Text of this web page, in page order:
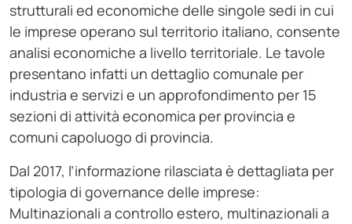
strutturali ed economiche delle singole sedi in cui
le imprese operano sul territorio italiano, consente
analisi economiche a livello territoriale. Le tavole
presentano infatti un dettaglio comunale per
industria e servizi e un approfondimento per 15
sezioni di attività economica per provincia e
comuni capoluogo di provincia.
Dal 2017, l’informazione rilasciata è dettagliata per
tipologia di governance delle imprese:
Multinazionali a controllo estero, multinazionali a